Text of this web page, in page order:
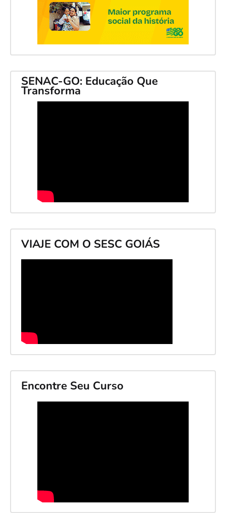
SENAC-GO: Educação Que
Transforma
VIAJE COM O SESC GOIÁS
Encontre Seu Curso